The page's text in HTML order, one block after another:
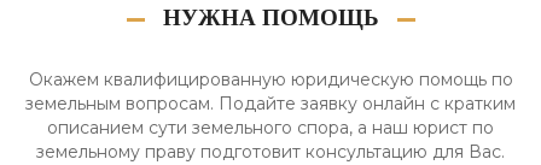
НУЖНА ПОМОЩЬ
Окажем квалифицированную юридическую помощь по
земельным вопросам. Подайте заявку онлайн с кратким
описанием сути земельного спора, а наш юрист по
земельному праву подготовит консультацию для Вас.